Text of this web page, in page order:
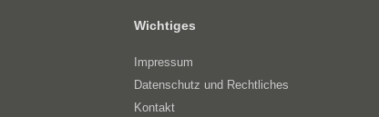
Wichtiges
Impressum
Datenschutz und Rechtliches
Kontakt